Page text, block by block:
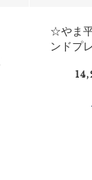
☆やま
ンドプ